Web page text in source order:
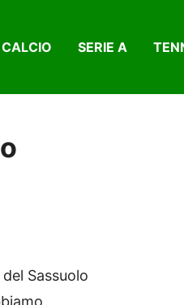
CALCIO SERIE A
Sassuolo